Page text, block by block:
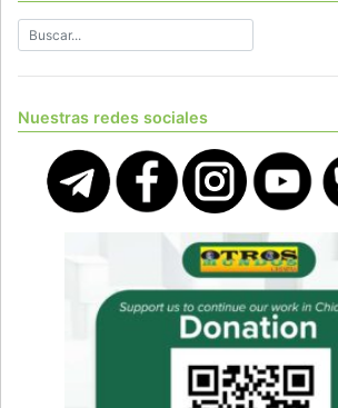
Nuestras redes sociales